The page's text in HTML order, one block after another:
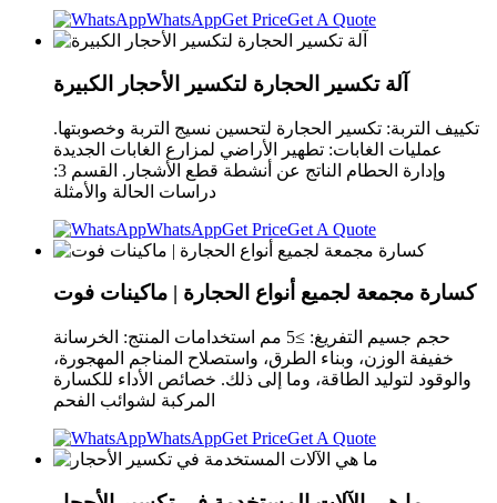
WhatsAppGet PriceGet A Quote
آلة تكسير الحجارة لتكسير الأحجار الكبيرة
تكييف التربة: تكسير الحجارة لتحسين نسيج التربة وخصوبتها.
عمليات الغابات: تطهير الأراضي لمزارع الغابات الجديدة
وإدارة الحطام الناتج عن أنشطة قطع الأشجار. القسم 3:
دراسات الحالة والأمثلة
WhatsAppGet PriceGet A Quote
كسارة مجمعة لجميع أنواع الحجارة | ماكينات فوت
حجم جسيم التفريغ: ≥5 مم استخدامات المنتج: الخرسانة
خفيفة الوزن، وبناء الطرق، واستصلاح المناجم المهجورة،
والوقود لتوليد الطاقة، وما إلى ذلك. خصائص الأداء للكسارة
المركبة لشوائب الفحم
WhatsAppGet PriceGet A Quote